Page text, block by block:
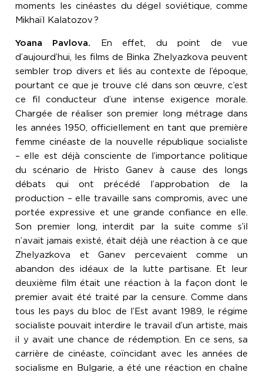
moments les cinéastes du dégel soviétique, comme
Mikhaïl Kalatozov?
Yoana Pavlova. En effet, du point de vue
d’aujourd’hui, les films de Binka Zhelyazkova peuvent
sembler trop divers et liés au contexte de l’époque,
pourtant ce que je trouve clé dans son œuvre, c’est
ce fil conducteur d’une intense exigence morale.
Chargée de réaliser son premier long métrage dans
les années 1950, officiellement en tant que première
femme cinéaste de la nouvelle république socialiste
– elle est déjà consciente de l’importance politique
du scénario de Hristo Ganev à cause des longs
débats qui ont précédé l’approbation de la
production – elle travaille sans compromis, avec une
portée expressive et une grande confiance en elle.
Son premier long, interdit par la suite comme s’il
n’avait jamais existé, était déjà une réaction à ce que
Zhelyazkova et Ganev percevaient comme un
abandon des idéaux de la lutte partisane. Et leur
deuxième film était une réaction à la façon dont le
premier avait été traité par la censure. Comme dans
tous les pays du bloc de l’Est avant 1989, le régime
socialiste pouvait interdire le travail d’un artiste, mais
il y avait une chance de rédemption. En ce sens, sa
carrière de cinéaste, coïncidant avec les années de
socialisme en Bulgarie, a été une réaction en chaîne